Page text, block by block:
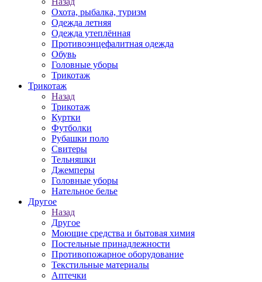
Охота, рыбалка, туризм
Одежда летняя
Одежда утеплённая
Противоэнцефалитная одежда
Обувь
Головные уборы
Трикотаж
Трикотаж
Назад
Трикотаж
Куртки
Футболки
Рубашки поло
Свитеры
Тельняшки
Джемперы
Головные уборы
Нательное белье
Другое
Назад
Другое
Моющие средства и бытовая химия
Постельные принадлежности
Противопожарное оборудование
Текстильные материалы
Аптечки